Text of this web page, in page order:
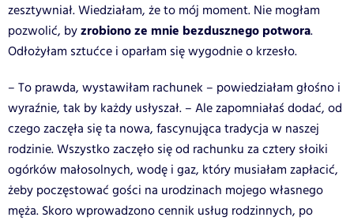
zesztywniał. Wiedziałam, że to mój moment. Nie mogłam
pozwolić, byzrobiono ze mnie bezdusznego potwora.
Odłożyłam sztućce i oparłam się wygodnie o krzesło.
– To prawda, wystawiłam rachunek – powiedziałam głośno i
wyraźnie, tak by każdy usłyszał. – Ale zapomniałaś dodać, od
czego zaczęła się ta nowa, fascynująca tradycja w naszej
rodzinie. Wszystko zaczęło się od rachunku za cztery słoiki
ogórków małosolnych, wodę i gaz, który musiałam zapłacić,
żeby poczęstować gości na urodzinach mojego własnego
męża. Skoro wprowadzono cennik usług rodzinnych, po